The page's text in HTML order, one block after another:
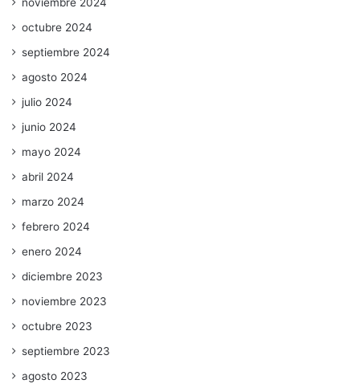
noviembre 2024
octubre 2024
septiembre 2024
agosto 2024
julio 2024
junio 2024
mayo 2024
abril 2024
marzo 2024
febrero 2024
enero 2024
diciembre 2023
noviembre 2023
octubre 2023
septiembre 2023
agosto 2023